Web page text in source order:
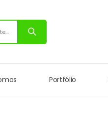
Todas as Categorias
Portfólio